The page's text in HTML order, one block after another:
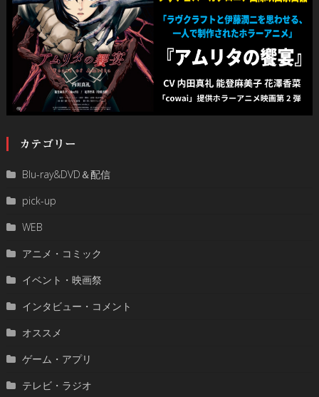
カテゴリー
Blu-ray&DVD＆配信
pick-up
WEB
アニメ・コミック
イベント・映画祭
インタビュー・コメント
オススメ
ゲーム・アプリ
テレビ・ラジオ